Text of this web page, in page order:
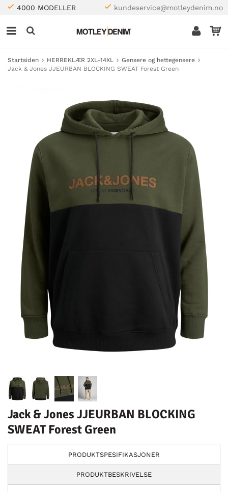
4000 MODELLER kundeservice@motleydenim.no
Startsiden HERREKLÆR 2XL-14XL
Gensere og hettegensere
Jack & Jones JJEURBAN BLOCKING SWEAT Forest Green
Jack & Jones JJEURBAN BLOCKING
SWEAT Forest Green
PRODUKTSPESIFIKASJONER
PRODUKTBESKRIVELSE